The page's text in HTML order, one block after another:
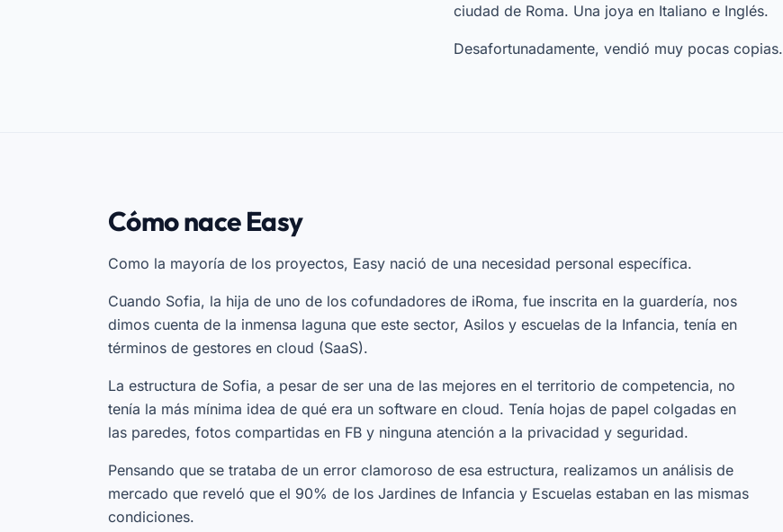
ciudad de Roma. Una joya en Italiano e Inglés.
Desafortunadamente, vendió muy pocas copias.
Cómo nace Easy
Como la mayoría de los proyectos, Easy nació de una necesidad personal específica.
Cuando Sofia, la hija de uno de los cofundadores de iRoma, fue inscrita en la guardería, nos
dimos cuenta de la inmensa laguna que este sector, Asilos y escuelas de la Infancia, tenía en
términos de gestores en cloud (SaaS).
La estructura de Sofia, a pesar de ser una de las mejores en el territorio de competencia, no
tenía la más mínima idea de qué era un software en cloud. Tenía hojas de papel colgadas en
las paredes, fotos compartidas en FB y ninguna atención a la privacidad y seguridad.
Pensando que se trataba de un error clamoroso de esa estructura, realizamos un análisis de
mercado que reveló que el 90% de los Jardines de Infancia y Escuelas estaban en las mismas
condiciones.